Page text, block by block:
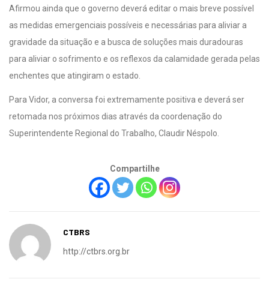
Afirmou ainda que o governo deverá editar o mais breve possível
as medidas emergenciais possíveis e necessárias para aliviar a
gravidade da situação e a busca de soluções mais duradouras
para aliviar o sofrimento e os reflexos da calamidade gerada pelas
enchentes que atingiram o estado.
Para Vidor, a conversa foi extremamente positiva e deverá ser
retomada nos próximos dias através da coordenação do
Superintendente Regional do Trabalho, Claudir Néspolo.
Compartilhe
CTBRS
http://ctbrs.org.br